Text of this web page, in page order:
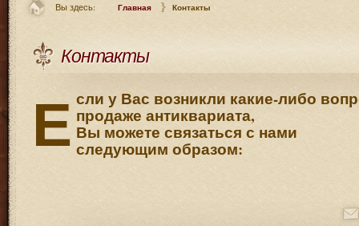
Вы здесь: Главная Контакты
Контакты
Е сли у Вас возникли какие-либо
продаже антиквариата,
Вы можете связаться с нами
следующим образом: